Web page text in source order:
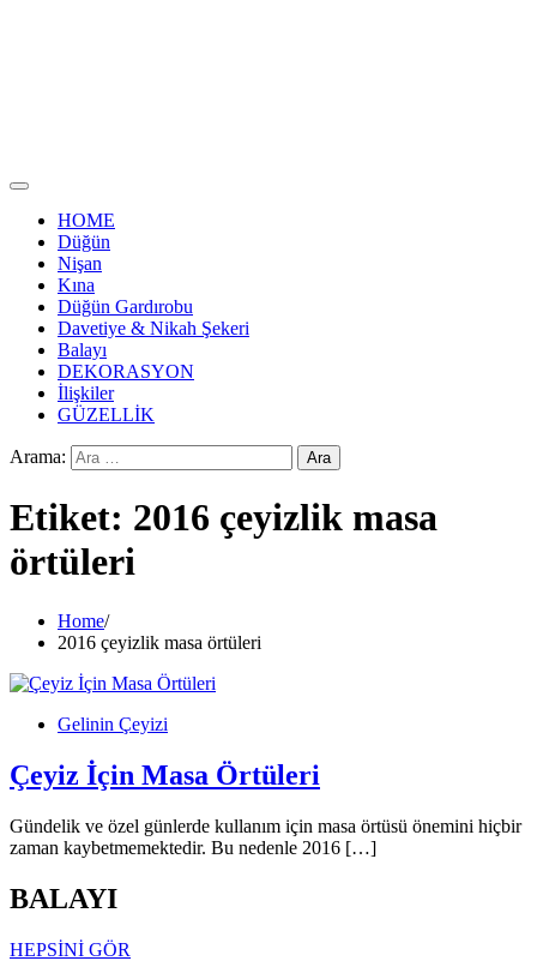
HOME
Düğün
Nişan
Kına
Düğün Gardırobu
Davetiye & Nikah Şekeri
Balayı
DEKORASYON
İlişkiler
GÜZELLİK
Arama:
Etiket: 2016 çeyizlik masa
örtüleri
Home
2016 çeyizlik masa örtüleri
Gelinin Çeyizi
Çeyiz İçin Masa Örtüleri
Gündelik ve özel günlerde kullanım için masa örtüsü önemini hiçbir
zaman kaybetmemektedir. Bu nedenle 2016 […]
BALAYI
HEPSİNİ GÖR